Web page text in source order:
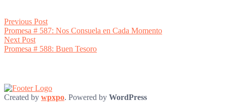
Post
navigation
Previous PostPrevious
post:
Promesa # 587: Nos Consuela en Cada Momento
Next PostNext
post:
Promesa # 588: Buen Tesoro
Created by wpxpo. Powered by WordPress